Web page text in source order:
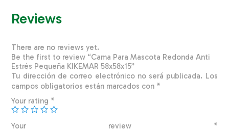
Reviews
There are no reviews yet.
Be the first to review “Cama Para Mascota Redonda Anti
Estrés Pequeña KIKEMAR 58x58x15”
Tu dirección de correo electrónico no será publicada. Los
campos obligatorios están marcados con *
Your rating *
Your review *